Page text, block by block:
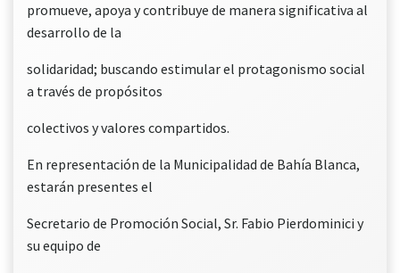
promueve, apoya y contribuye de manera significativa al
desarrollo de la
solidaridad; buscando estimular el protagonismo social
a través de propósitos
colectivos y valores compartidos.
En representación de la Municipalidad de Bahía Blanca,
estarán presentes el
Secretario de Promoción Social, Sr. Fabio Pierdominici y
su equipo de